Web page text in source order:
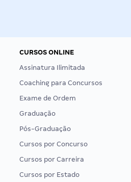
CURSOS ONLINE
Assinatura Ilimitada
Coaching para Concursos
Exame de Ordem
Graduação
Pós-Graduação
Cursos por Concurso
Cursos por Carreira
Cursos por Estado